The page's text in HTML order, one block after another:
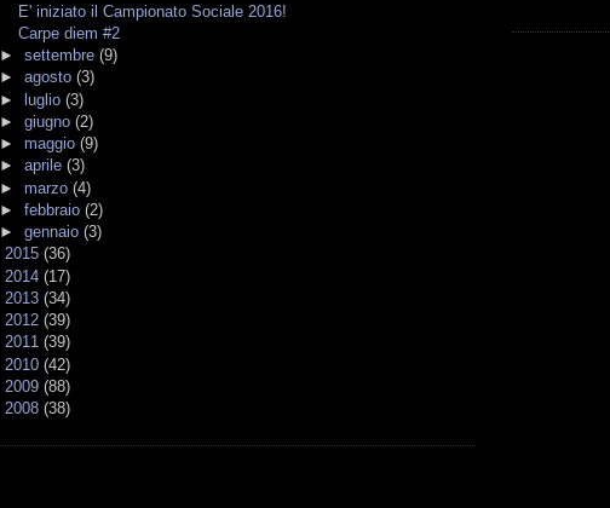
E' iniziato il Campionato Sociale 2016!
Carpe diem #2
► settembre (9)
► agosto (3)
► luglio (3)
► giugno (2)
► maggio (9)
► aprile (3)
► marzo (4)
► febbraio (2)
► gennaio (3)
2015 (36)
2014 (17)
2013 (34)
2012 (39)
2011 (39)
2010 (42)
2009 (88)
2008 (38)